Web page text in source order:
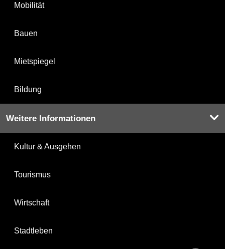
Mobilität
Bauen
Mietspiegel
Bildung
Weitere Informationen
Kultur & Ausgehen
Tourismus
Wirtschaft
Stadtleben